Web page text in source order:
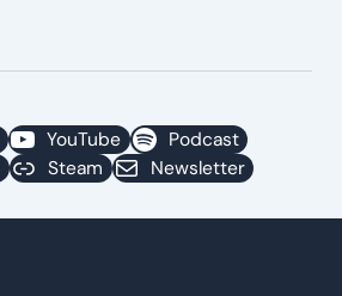
YouTube
Podcast
Steam Newsletter